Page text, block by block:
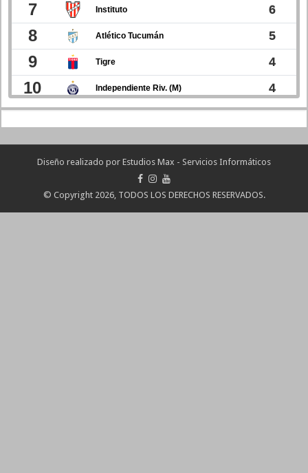
Diseño realizado por Estudios Max - Servicios Informáticos
© Copyright 2026, TODOS LOS DERECHOS RESERVADOS.